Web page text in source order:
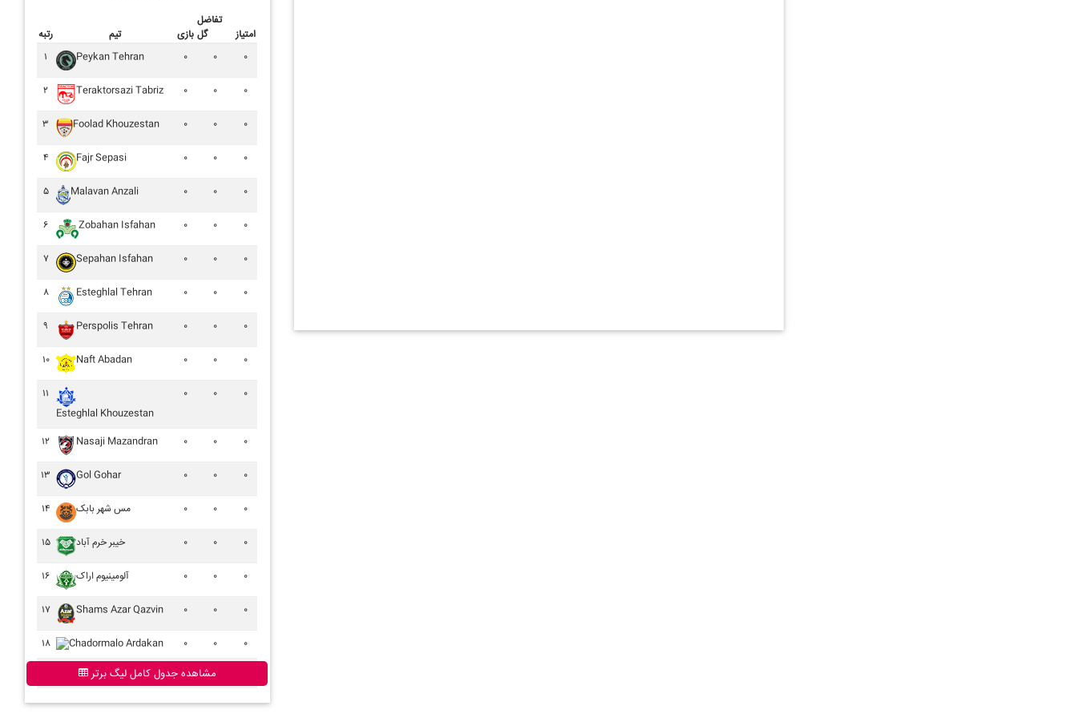
رتبه تیم بازی
تفاضل
گل
امتیاز
۱
Peykan Tehran ۰ ۰ ۰
۲ Teraktorsazi Tabriz ۰ ۰ ۰
۳ Foolad Khouzestan ۰ ۰ ۰
۴ Fajr Sepasi ۰ ۰ ۰
۵ Malavan Anzali ۰ ۰ ۰
۶ Zobahan Isfahan ۰ ۰ ۰
۷ Sepahan Isfahan ۰ ۰ ۰
۸ Esteghlal Tehran ۰ ۰ ۰
۹ Perspolis Tehran ۰ ۰ ۰
۱۰ Naft Abadan ۰ ۰ ۰
۱۱
Esteghlal Khouzestan
۰ ۰ ۰
۱۲ Nasaji Mazandran ۰ ۰ ۰
۱۳ Gol Gohar ۰ ۰ ۰
۱۴ مس شهر بابک ۰ ۰ ۰
۱۵ خيبر خرم آباد ۰ ۰ ۰
۱۶ آلومينيوم اراک ۰ ۰ ۰
۱۷ Shams Azar Qazvin ۰ ۰ ۰
۱۸ Chadormalo Ardakan ۰ ۰ ۰
مشاهده جدول کامل لیگ برتر